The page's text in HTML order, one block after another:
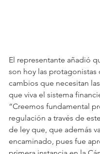
El representante añadió
son hoy las protagonistas
cambios que necesitan
que viva el sistema
“Creemos fundamental
regulación a través de
de ley que, que además
encaminado, pues fue